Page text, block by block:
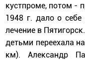
кустпроме, потом -
1948 г. дало о
лечение в
детьми переехала
км). Александр